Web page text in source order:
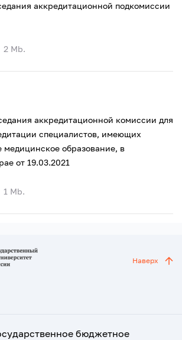
аккредитационной подкомиссии
2 Mb.
аккредитационной комиссии для
специалистов, имеющих
медицинское образование, в
от 19.03.2021
1 Mb.
Наверх
бюджетное